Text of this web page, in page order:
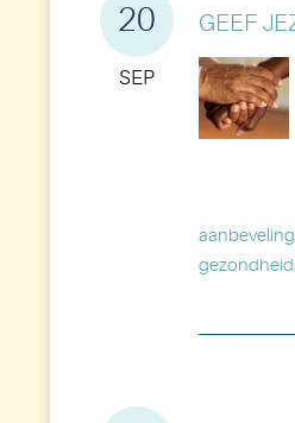
20
SEP
GEEF
aanbeveling